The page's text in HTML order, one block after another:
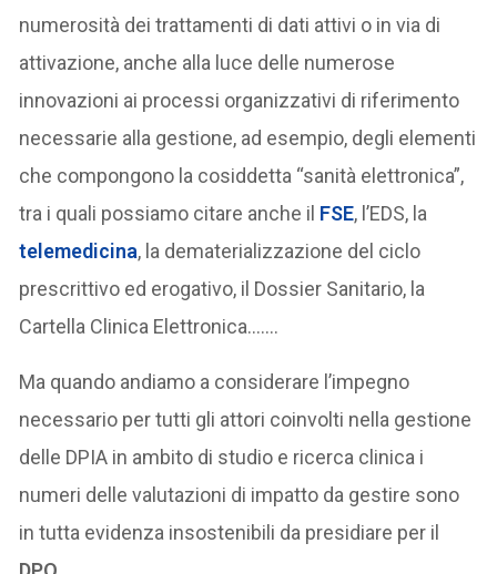
numerosità dei trattamenti di dati attivi o in via di
attivazione, anche alla luce delle numerose
innovazioni ai processi organizzativi di riferimento
necessarie alla gestione, ad esempio, degli elementi
che compongono la cosiddetta “sanità elettronica”,
tra i quali possiamo citare anche il FSE, l’EDS, la
telemedicina, la dematerializzazione del ciclo
prescrittivo ed erogativo, il Dossier Sanitario, la
Cartella Clinica Elettronica…….
Ma quando andiamo a considerare l’impegno
necessario per tutti gli attori coinvolti nella gestione
delle DPIA in ambito di studio e ricerca clinica i
numeri delle valutazioni di impatto da gestire sono
in tutta evidenza insostenibili da presidiare per il